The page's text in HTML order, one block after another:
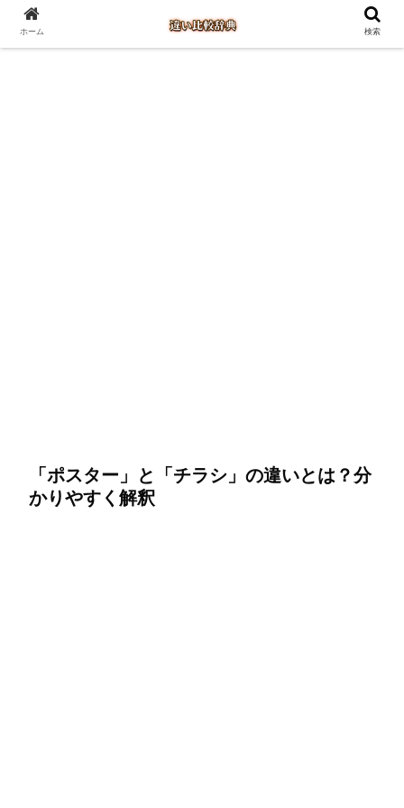
「ポスター」と「チラシ」の違いとは？分
かりやすく解釈
ホーム 検索